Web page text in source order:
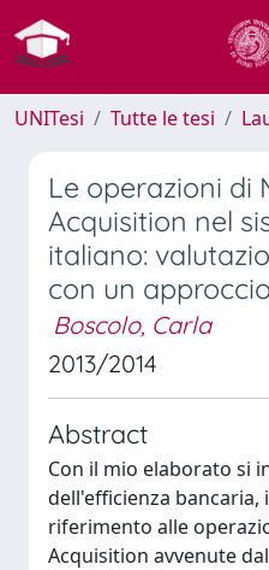
UNITesi Tutte le tesi
Le operazioni di
Acquisition nel
italiano:
con un
Boscolo, Carla
2013/2014
Abstract
Con il mio elaborato si
dell'efficienza
riferimento alle
Acquisition avvenute